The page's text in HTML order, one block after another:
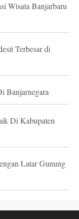
Wisata Banjarbaru
Terbesar di
Banjarnegara
Di Kabupaten
Latar Gunung